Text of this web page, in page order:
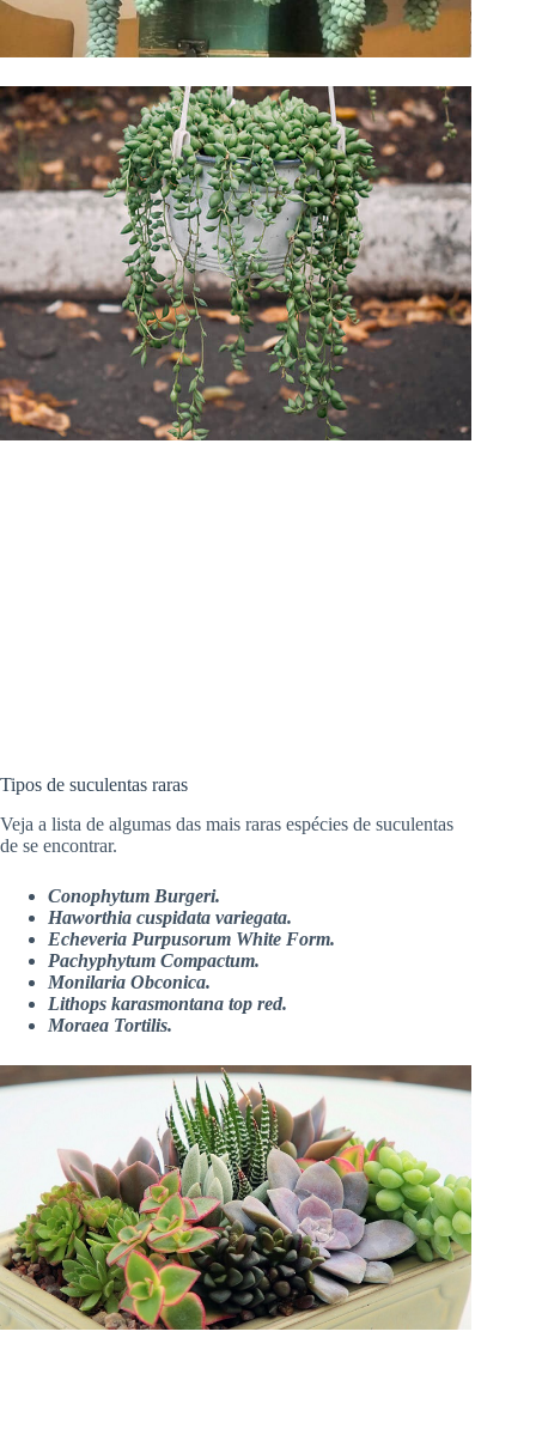
Tipos de suculentas raras
Veja a lista de algumas das mais raras espécies de suculentas
de se encontrar.
Conophytum Burgeri.
Haworthia cuspidata variegata.
Echeveria Purpusorum White Form.
Pachyphytum Compactum.
Monilaria Obconica.
Lithops karasmontana top red.
Moraea Tortilis.